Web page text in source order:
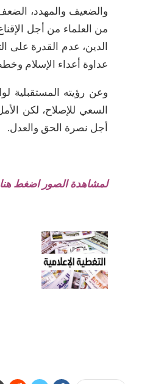
والضعيف والمهدد،
من العلماء من أجل
الدين، عدم القدرة على
عداوة أعداء الإسلام
وعن رؤيته المستقبلية
السعي للإصلاح، لكن
أجل نصرة الحق والعدل.
لمشاهدة الصور اضغط هنا